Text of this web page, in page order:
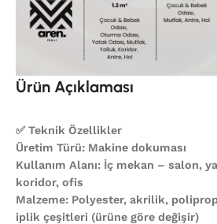
Ürün Açıklaması
✅ Teknik Özellikler
Üretim Türü: Makine dokuması
Kullanım Alanı: İç mekan – salon,
koridor, ofis
Malzeme: Polyester, akrilik,
iplik çeşitleri (ürüne göre değişir)